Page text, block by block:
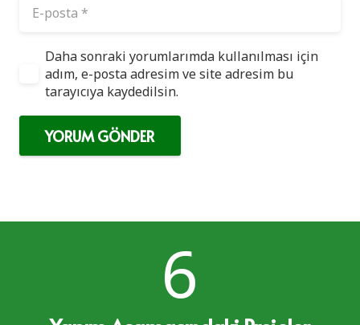
Daha sonraki yorumlarımda kullanılması için
adım, e-posta adresim ve site adresim bu
tarayıcıya kaydedilsin.
YORUM GÖNDER
6